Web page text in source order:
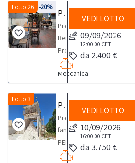
-20%
Lotto 26
Pressa Benedetti
Pressa
Benedetti
Presse,
mod.
Cluana
serie
VF.NOTE
PER
RITIRO:-
tempistica
Meccanica
VEDI LOTTO
09/09/2026
12:00:00 CET
da 2.400 €
Lotto 3
Pressa fanghi
Pressa
fanghiNOTE
PER
RITIRO:-
VEDI LOTTO
10/09/2026
16:00:00 CET
da 3.750 €